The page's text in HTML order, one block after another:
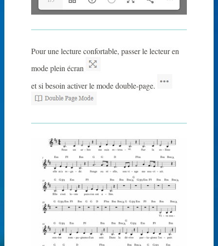
Pour une lecture confortable, passer le lecteur en
mode plein écran
et si besoin activer le mode double-page.